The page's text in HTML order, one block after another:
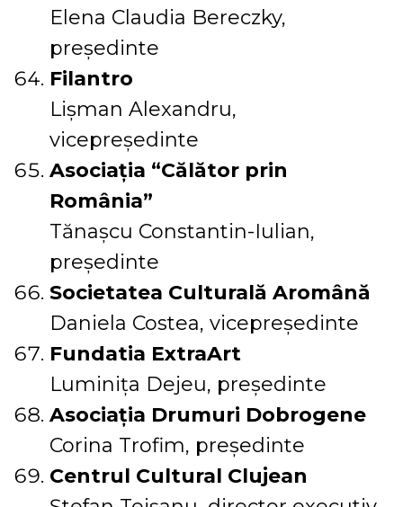
Elena Claudia Bereczky,
președinte
Filantro
Lișman Alexandru,
vicepreședinte
Asociația “Călător prin
România”
Tănașcu Constantin-Iulian,
președinte
Societatea Culturală Aromână
Daniela Costea, vicepreședinte
Fundatia ExtraArt
Luminița Dejeu, președinte
Asociația Drumuri Dobrogene
Corina Trofim, președinte
Centrul Cultural Clujean